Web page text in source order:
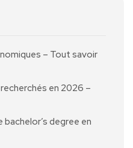
– Tout savoir
en 2026 –
degree en